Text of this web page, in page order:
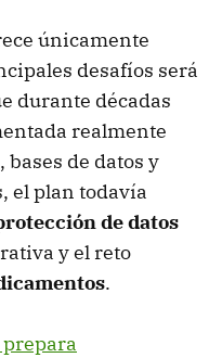
únicamente
desafíos será
durante décadas
realmente
de datos y
el plan todavía
de datos
y el reto
.